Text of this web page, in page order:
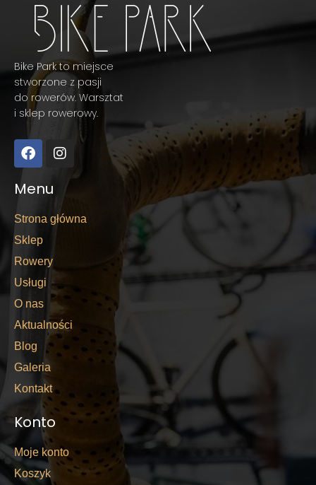
Bike Park to miejsce
stworzone z pasji
do rowerów. Warsztat
i sklep rowerowy.
Menu
Strona główna
Sklep
Rowery
Usługi
O nas
Aktualności
Blog
Galeria
Kontakt
Konto
Moje konto
Koszyk